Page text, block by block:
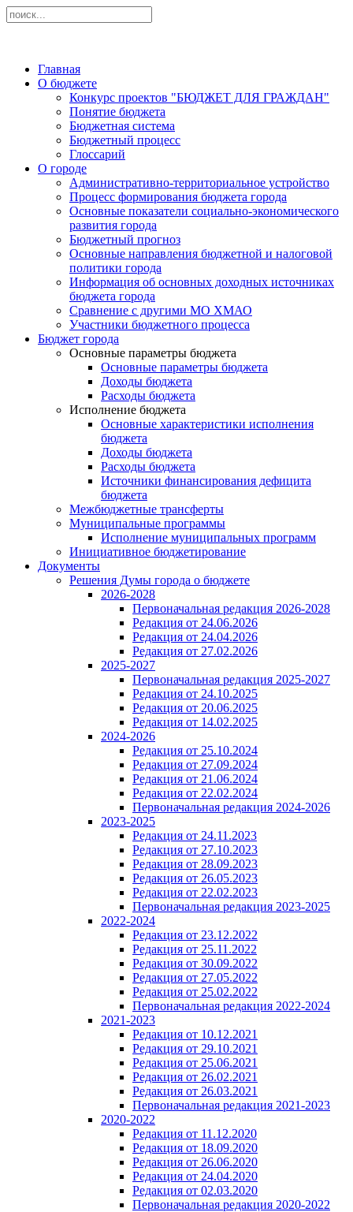
Главная
О бюджете
Конкурс проектов "БЮДЖЕТ ДЛЯ ГРАЖДАН"
Понятие бюджета
Бюджетная система
Бюджетный процесс
Глоссарий
О городе
Административно-территориальное устройство
Процесс формирования бюджета города
Основные показатели социально-экономического
развития города
Бюджетный прогноз
Основные направления бюджетной и налоговой
политики города
Информация об основных доходных источниках
бюджета города
Сравнение с другими МО ХМАО
Участники бюджетного процесса
Бюджет города
Основные параметры бюджета
Основные параметры бюджета
Доходы бюджета
Расходы бюджета
Исполнение бюджета
Основные характеристики исполнения
бюджета
Доходы бюджета
Расходы бюджета
Источники финансирования дефицита
бюджета
Межбюджетные трансферты
Муниципальные программы
Исполнение муниципальных программ
Инициативное бюджетирование
Документы
Решения Думы города о бюджете
2026-2028
Первоначальная редакция 2026-2028
Редакция от 24.06.2026
Редакция от 24.04.2026
Редакция от 27.02.2026
2025-2027
Первоначальная редакция 2025-2027
Редакция от 24.10.2025
Редакция от 20.06.2025
Редакция от 14.02.2025
2024-2026
Редакция от 25.10.2024
Редакция от 27.09.2024
Редакция от 21.06.2024
Редакция от 22.02.2024
Первоначальная редакция 2024-2026
2023-2025
Редакция от 24.11.2023
Редакция от 27.10.2023
Редакция от 28.09.2023
Редакция от 26.05.2023
Редакция от 22.02.2023
Первоначальная редакция 2023-2025
2022-2024
Редакция от 23.12.2022
Редакция от 25.11.2022
Редакция от 30.09.2022
Редакция от 27.05.2022
Редакция от 25.02.2022
Первоначальная редакция 2022-2024
2021-2023
Редакция от 10.12.2021
Редакция от 29.10.2021
Редакция от 25.06.2021
Редакция от 26.02.2021
Редакция от 26.03.2021
Первоначальная редакция 2021-2023
2020-2022
Редакция от 11.12.2020
Редакция от 18.09.2020
Редакция от 26.06.2020
Редакция от 24.04.2020
Редакция от 02.03.2020
Первоначальная редакция 2020-2022